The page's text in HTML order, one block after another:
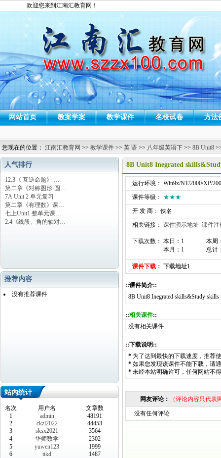
欢迎您来到江南汇教育网！
网站首页 教案学案 教学课件 名校试卷 方法
您现在的位置： 江南汇教育网 >> 教学课件 >> 英 语 >> 八年级英语下 >> 8B Unit8
人气排行
12.3《 互逆命题》 …
第二章《对称图形-圆…
7A Unit 2 单元复习
第二章《有理数》课…
七上Unit1 整单元课…
2.4《线段、角的轴对…
推荐内容
没有推荐课件
站内统计
名次 用户名
文章数
1
admin
48191
2
ckzl2022
44453
3
sksx2021
3564
4
华师数学
2302
5
yuwen123
1999
6
ttkd
1487
8B Unit8 Inegrated
运行环境： Win9x/NT/2000/XP/
课件等级： ★★★
开 发 商： 佚名
相关链接： 课件演示地址 课件注
下载次数： 本日：1
本月：1
本周
总计
课件下载： 下载地址1
::课件简介::
8B Unit8 Inegrated skills&Study
::相关课件::
没有相关课件
::下载说明::
* 为了达到最快的下载速度，推荐
* 如果您发现该课件不能下载，请
* 未经本站明确许可，任何网站不
网友评论： （评论内容只代
没有任何评论